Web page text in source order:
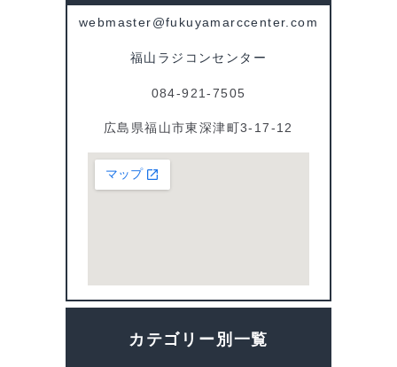
k t g
webmaster@fukuyamarccenter.com
福山ラジコンセンター
084-921-7505
広島県福山市東深津町3-17-12
カテゴリー別一覧